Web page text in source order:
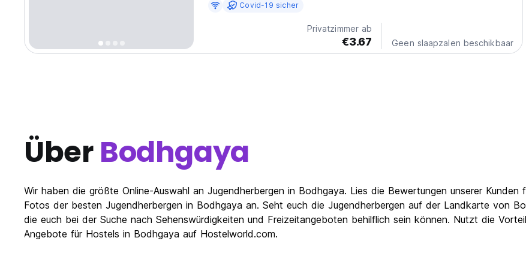
translated from original language)
Covid-19 sicher
Privatzimmer ab
€3.67 Geen slaapzalen beschikbaar
ÜberBodhgaya
Wir haben die größte Online-Auswahl an Jugendherbergen in Bodhgaya. Lies die Bewertungen unserer
Fotos der besten Jugendherbergen in Bodhgaya an. Seht euch die Jugendherbergen auf der Landkarte von
die euch bei der Suche nach Sehenswürdigkeiten und Freizeitangeboten behilflich sein können. Nutzt die
Angebote für Hostels in Bodhgaya auf Hostelworld.com.